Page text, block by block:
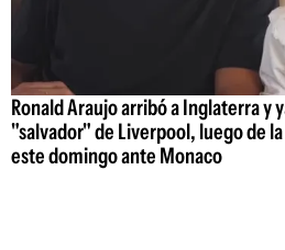
Ronald Araujo arribó a Inglaterra y
"salvador" de Liverpool, luego de
este domingo ante Monaco